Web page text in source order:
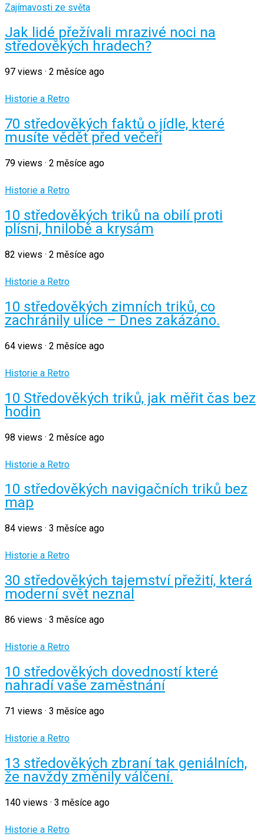
Zajímavosti ze světa
Jak lidé přežívali mrazivé noci na
středověkých hradech?
97 views · 2 měsíce ago
Historie a Retro
70 středověkých faktů o jídle, které
musíte vědět před večeří
79 views · 2 měsíce ago
Historie a Retro
10 středověkých triků na obilí proti
plísni, hnilobě a krysám
82 views · 2 měsíce ago
Historie a Retro
10 středověkých zimních triků, co
zachránily ulice – Dnes zakázáno.
64 views · 2 měsíce ago
Historie a Retro
10 Středověkých triků, jak měřit čas bez
hodin
98 views · 2 měsíce ago
Historie a Retro
10 středověkých navigačních triků bez
map
84 views · 3 měsíce ago
Historie a Retro
30 středověkých tajemství přežití, která
moderní svět neznal
86 views · 3 měsíce ago
Historie a Retro
10 středověkých dovedností které
nahradí vaše zaměstnání
71 views · 3 měsíce ago
Historie a Retro
13 středověkých zbraní tak geniálních,
že navždy změnily válčení.
140 views · 3 měsíce ago
Historie a Retro